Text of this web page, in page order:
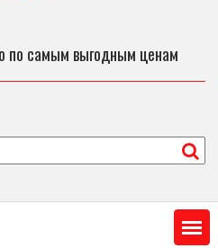
по самым выгодным ценам